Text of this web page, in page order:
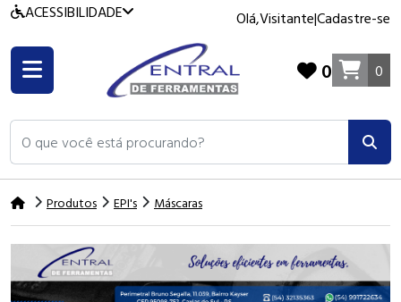
ACESSIBILIDADE Olá,Visitante|Cadastre-se
O que você está procurando?
0 0
Produtos EPI's Máscaras